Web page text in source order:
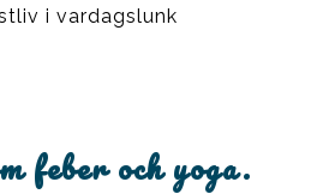
i vardagslunk
feber och yoga.